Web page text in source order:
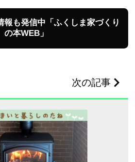
報も発信中「ふくしま家づくり
の本WEB」
次の記事